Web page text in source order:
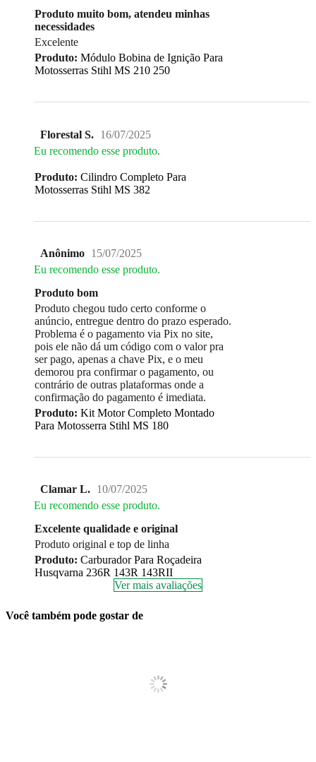
Produto muito bom, atendeu minhas
necessidades
Excelente
Produto: Módulo Bobina de Ignição Para
Motosserras Stihl MS 210 250
Florestal S. 16/07/2025
Eu recomendo esse produto.
Produto: Cilindro Completo Para
Motosserras Stihl MS 382
Anônimo 15/07/2025
Eu recomendo esse produto.
Produto bom
Produto chegou tudo certo conforme o
anúncio, entregue dentro do prazo esperado.
Problema é o pagamento via Pix no site,
pois ele não dá um código com o valor pra
ser pago, apenas a chave Pix, e o meu
demorou pra confirmar o pagamento, ou
contrário de outras plataformas onde a
confirmação do pagamento é imediata.
Produto: Kit Motor Completo Montado
Para Motosserra Stihl MS 180
Clamar L. 10/07/2025
Eu recomendo esse produto.
Excelente qualidade e original
Produto original e top de linha
Produto: Carburador Para Roçadeira
Husqvarna 236R 143R 143RII
Ver mais avaliações
Você também pode gostar de